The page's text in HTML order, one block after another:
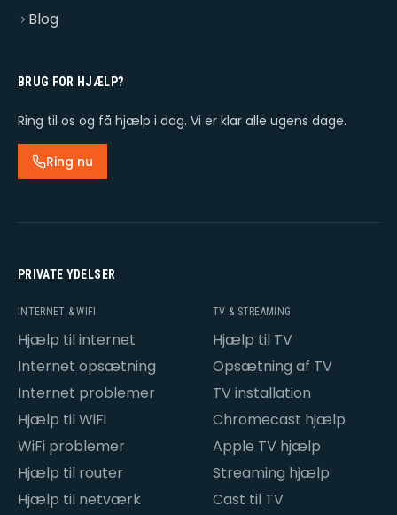
Blog
BRUG FOR HJÆLP?
Ring til os og få hjælp i dag. Vi er klar alle ugens dage.
Ring nu
PRIVATE YDELSER
INTERNET & WIFI
Hjælp til internet
Internet opsætning
Internet problemer
Hjælp til WiFi
WiFi problemer
Hjælp til router
Hjælp til netværk
TV & STREAMING
Hjælp til TV
Opsætning af TV
TV installation
Chromecast hjælp
Apple TV hjælp
Streaming hjælp
Cast til TV